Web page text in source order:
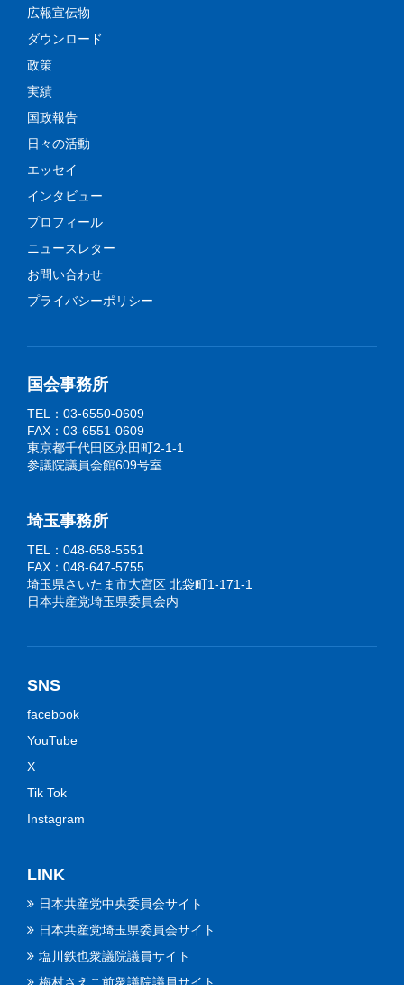
広報宣伝物
ダウンロード
政策
実績
国政報告
日々の活動
エッセイ
インタビュー
プロフィール
ニュースレター
お問い合わせ
プライバシーポリシー
国会事務所
TEL：03-6550-0609
FAX：03-6551-0609
東京都千代田区永田町2-1-1
参議院議員会館609号室
埼玉事務所
TEL：048-658-5551
FAX：048-647-5755
埼玉県さいたま市大宮区 北袋町1-171-1
日本共産党埼玉県委員会内
SNS
facebook
YouTube
X
Tik Tok
Instagram
LINK
日本共産党中央委員会サイト
日本共産党埼玉県委員会サイト
塩川鉄也衆議院議員サイト